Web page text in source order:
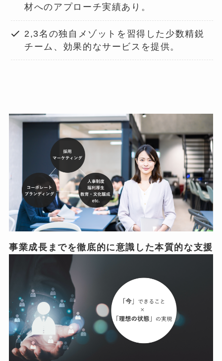
材へのアプローチ実績あり。
2,3名の独自メゾットを習得した少数精鋭
チーム、効果的なサービスを提供。
事業成長までを徹底的に意識した本質的な支援